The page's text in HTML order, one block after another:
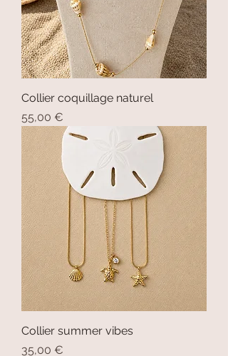
Collier coquillage naturel
Prix
55,00 €
Collier summer vibes
Prix
35,00 €